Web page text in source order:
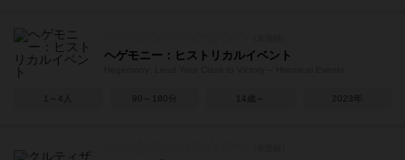
ヘゲモニー：ヒストリカルイベント
1～4人 90～180分 14歳～ 2023年